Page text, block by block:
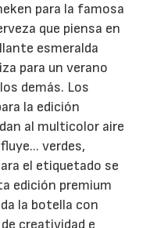
para la famosa
que piensa en
esmeralda
para un verano
demás. Los
la edición
al multicolor aire
verdes,
el etiquetado se
edición premium
la botella con
creatividad e